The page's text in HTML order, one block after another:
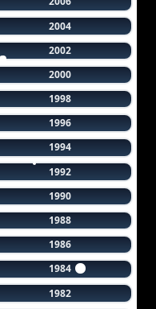
2004
2002
2000
1998
1996
1994
1992
1990
1988
1986
1984
1982